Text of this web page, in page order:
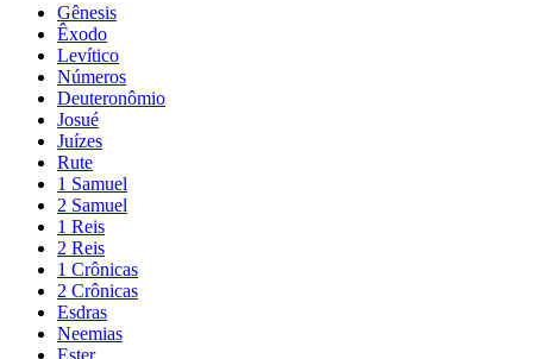
Gênesis
Êxodo
Levítico
Números
Deuteronômio
Josué
Juízes
Rute
1 Samuel
2 Samuel
1 Reis
2 Reis
1 Crônicas
2 Crônicas
Esdras
Neemias
Ester